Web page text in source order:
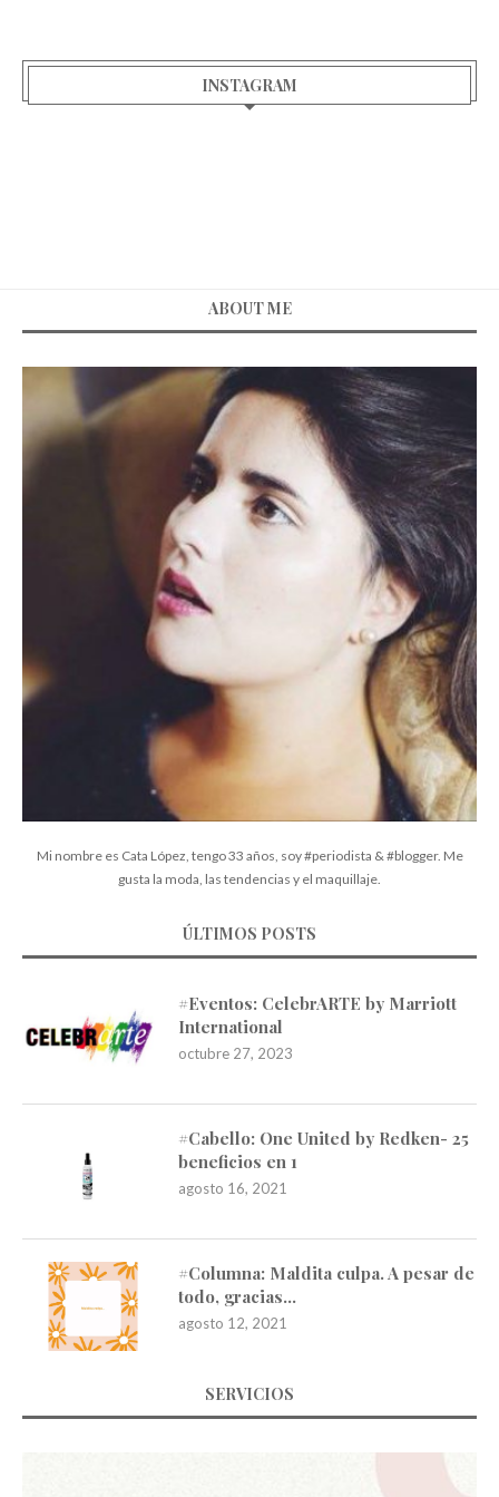
INSTAGRAM
ABOUT ME
Mi nombre es Cata López, tengo 33 años, soy #periodista & #blogger. Me
gusta la moda, las tendencias y el maquillaje.
ÚLTIMOS POSTS
#Eventos: CelebrARTE by Marriott
International
octubre 27, 2023
#Cabello: One United by Redken- 25
beneficios en 1
agosto 16, 2021
#Columna: Maldita culpa. A pesar de
todo, gracias…
agosto 12, 2021
SERVICIOS